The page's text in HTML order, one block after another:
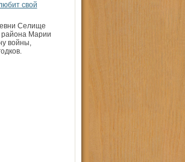
свой
Селище
района Марии
войны,